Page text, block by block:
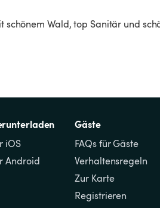
schönem Wald, top Sanitär und
iOS
Android
Gäste
FAQs für Gäste
Verhaltensregeln
Zur Karte
Registrieren